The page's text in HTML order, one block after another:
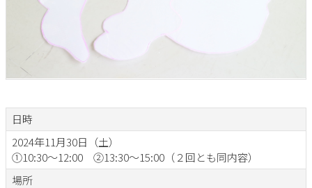
日時
2024年11月30日（土）
①10:30～12:00 ②13:30～15:00（２回とも同内容）
場所